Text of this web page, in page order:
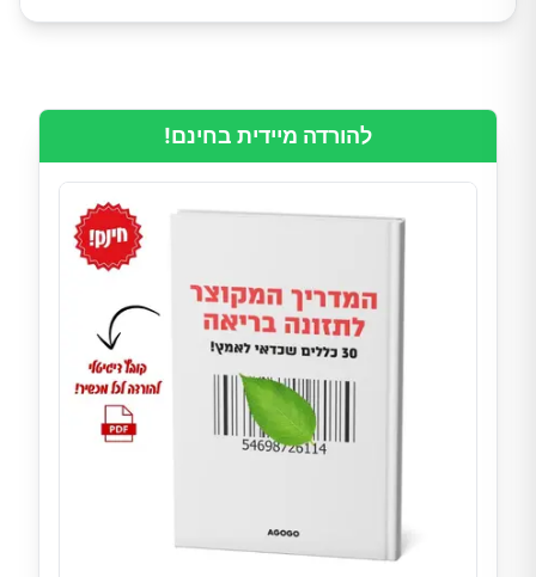
להורדה מיידית בחינם!